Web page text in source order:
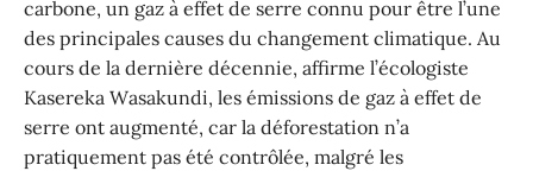
carbone, un gaz à effet de serre connu pour être l’une
des principales causes du changement climatique. Au
cours de la dernière décennie, affirme l’écologiste
Kasereka Wasakundi, les émissions de gaz à effet de
serre ont augmenté, car la déforestation n’a
pratiquement pas été contrôlée, malgré les